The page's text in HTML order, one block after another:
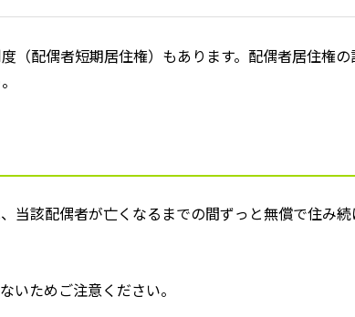
（配偶者短期居住権）もあります。配偶者居住権の
当該配偶者が亡くなるまでの間ずっと無償で住み続
いためご注意ください。